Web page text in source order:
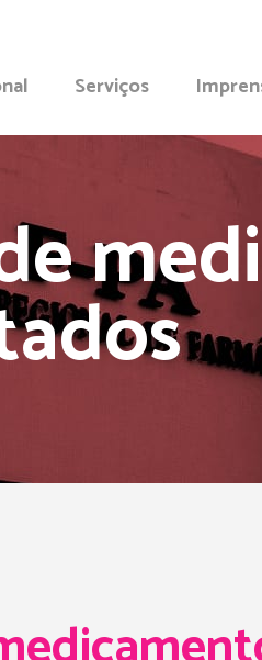
Serviços